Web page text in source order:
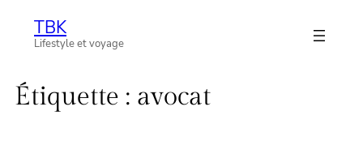
AllerTBK
Lifestyle et voyage
Étiquette : avocat